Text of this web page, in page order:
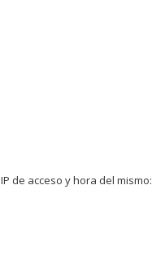
de acceso y hora del mismo: